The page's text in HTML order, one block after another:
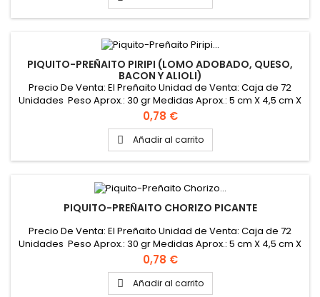
PIQUITO-PREÑAITO PIRIPI (LOMO ADOBADO, QUESO,
BACON Y ALIOLI)
Precio De Venta: El Preñaito Unidad de Venta: Caja de 72
Unidades Peso Aprox.: 30 gr Medidas Aprox.: 5 cm X 4,5 cm X
3,5 cm
Precio
0,78 €
 Añadir al carrito
PIQUITO-PREÑAITO CHORIZO PICANTE
Precio De Venta: El Preñaito Unidad de Venta: Caja de 72
Unidades Peso Aprox.: 30 gr Medidas Aprox.: 5 cm X 4,5 cm X
3,5 cm
Precio
0,78 €
 Añadir al carrito